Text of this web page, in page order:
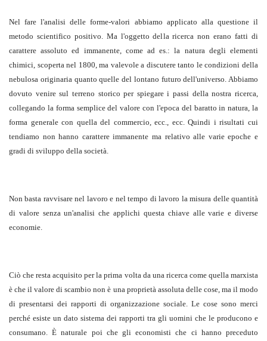
Nel fare l'analisi delle forme-valori abbiamo applicato alla questione il
metodo scientifico positivo. Ma l'oggetto della ricerca non erano fatti di
carattere assoluto ed immanente, come ad es.: la natura degli elementi
chimici, scoperta nel 1800, ma valevole a discutere tanto le condizioni della
nebulosa originaria quanto quelle del lontano futuro dell'universo. Abbiamo
dovuto venire sul terreno storico per spiegare i passi della nostra ricerca,
collegando la forma semplice del valore con l'epoca del baratto in natura, la
forma generale con quella del commercio, ecc., ecc. Quindi i risultati cui
tendiamo non hanno carattere immanente ma relativo alle varie epoche e
gradi di sviluppo della società.
Non basta ravvisare nel lavoro e nel tempo di lavoro la misura delle quantità
di valore senza un'analisi che applichi questa chiave alle varie e diverse
economie.
Ciò che resta acquisito per la prima volta da una ricerca come quella marxista
è che il valore di scambio non è una proprietà assoluta delle cose, ma il modo
di presentarsi dei rapporti di organizzazione sociale. Le cose sono merci
perché esiste un dato sistema dei rapporti tra gli uomini che le producono e
consumano. È naturale poi che gli economisti che ci hanno preceduto